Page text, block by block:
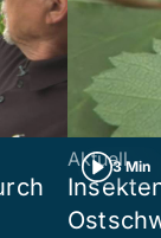
3 Min
Aktuell